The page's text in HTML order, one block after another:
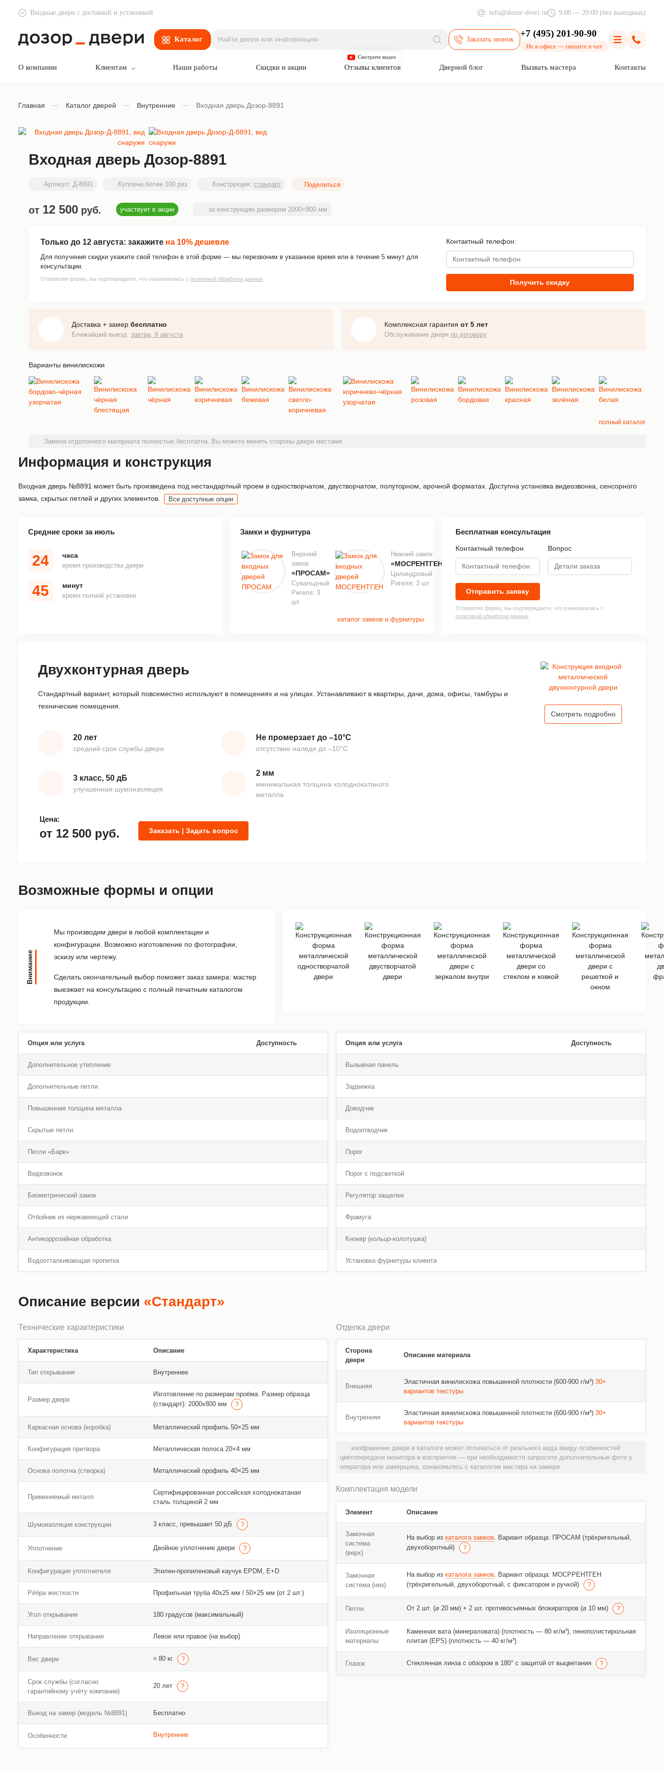
Дозор Двери
Каталог
Поиск
Заказать звонок
+7 (495) 201-90-90
Не в офисе — пишите в чат Меню
Входные двери с доставкой и установкой info@dozor-dveri.ru 9:00 — 20:00 (без выходных)
О компании Клиентам Наши работы Скидки и акции Отзывы клиентов
Смотрите видео
Дверной блог Вызвать мастера Контакты
Главная Каталог дверей Внутренние Входная дверь Дозор-8891
Входная дверь Дозор-8891
Артикул: Д-8891 Куплена более 100 раз Конструкция: стандарт
от 12 500 руб. участвует в акции за конструкцию размером 2000×800 мм
Только до 12 августа: закажите на 10% дешевле
Для получения скидки укажите свой телефон в этой форме — мы перезвоним в указанное время или в течение 5 минут для
консультации.
Отправляя форму, вы подтверждаете, что ознакомились с политикой обработки данных
Контактный телефон:
Получить скидку
Доставка + замер бесплатно
Ближайший выезд: завтра, 9 августа
Комплексная гарантия от 5 лет
Обслуживание двери по договору
Варианты винилискожи
полный каталог
Замена отделочного материала полностью бесплатна. Вы можете менять стороны двери местами.
Информация и конструкция
Входная дверь №8891 может быть произведена под нестандартный проем в одностворчатом, двустворчатом, полуторном, арочной форматах. Доступна установка видеозвонка, сенсорного
замка, скрытых петлей и других элементов.
Все доступные опции
Средние сроки за июль
24 часа
время производства двери
45 минут
время полной установки
Замки и фурнитура
Верхний
замок
«ПРОСАМ»
Сувальдный
Ригеля: 3
шт.
Нижний замок
«МОСРЕНТГЕН»
Цилиндровый
Ригеля: 3 шт.
каталог замков и фурнитуры
Бесплатная консультация
Контактный телефон Вопрос
Отправить заявку
Отправляя форму, вы подтверждаете, что ознакомились с
политикой обработки данных
Двухконтурная дверь
Стандартный вариант, который повсеместно используют в помещениях и на улицах. Устанавливают в квартиры, дачи, дома, офисы, тамбуры и
технические помещения.
20 лет
средний срок службы двери
Не промерзает до –10°С
отсутствие наледи до –10°С
3 класс, 50 дБ
улучшенная шумоизоляция
2 мм
минимальная толщина холоднокатаного
металла
Цена:
от 12 500 руб. Заказать | Задать вопрос
Смотреть подробно
Возможные формы и опции
Внимание
Мы производим двери в любой комплектации и
конфигурации. Возможно изготовление по фотографии,
эскизу или чертежу.
Сделать окончательный выбор поможет заказ замера: мастер
выезжает на консультацию с полный печатным каталогом
продукции.
Опция или услуга Доступность
Дополнительное утепление
Дополнительные петли
Повышенная толщина металла
Скрытые петли
Петли «Барк»
Видезвонок
Биометрический замок
Отбойник из нержавеющей стали
Антикоррозийная обработка
Водоотталкивающая пропитка
Опция или услуга Доступность
Вызывная панель
Задвижка
Доводчик
Водоотводчик
Порог
Порог с подсветкой
Регулятор защелки
Фрамуга
Кнокер (кольцо-колотушка)
Установка фурнитуры клиента
Описание версии «Стандарт»
Технические характеристики
Характеристика Описание
Тип открывания Внутреннее
Размер двери
Изготовление по размерам проёма. Размер образца
(стандарт): 2000х800 мм
Каркасная основа (коробка) Металлический профиль 50×25 мм
Конфигурация притвора Металлическая полоса 20×4 мм
Основа полотна (створка) Металлический профиль 40×25 мм
Применяемый металл
Сертифицированная российская холоднокатаная
сталь толщиной 2 мм
Шумоизоляция конструкции 3 класс, превышает 50 дБ
Уплотнение Двойное уплотнение двери
Конфигурация уплотнителя Этилен-пропиленовый каучук EPDM, E+D
Рёбра жесткости Профильная труба 40х25 мм / 50×25 мм (от 2 шт.)
Угол открывания 180 градусов (максимальный)
Направление открывания Левое или правое (на выбор)
Вес двери ≈ 80 кг
Срок службы (согласно
гарантийному учёту компании)
20 лет
Выезд на замер (модель №8891) Бесплатно
Особенности Внутренние
Отделка двери
Сторона
двери
Описание материала
Внешняя
Эластичная винилискожа повышенной плотности (600-900 г/м²) 30+
вариантов текстуры
Внутренняя
Эластичная винилискожа повышенной плотности (600-900 г/м²) 30+
вариантов текстуры
изображение двери в каталоге может отличаться от реального вида ввиду особенностей
цветопередачи монитора и восприятия — при необходимости запросите дополнительные фото у
оператора или замерщика, ознакомьтесь с каталогом мастера на замере
Комплектация модели
Элемент Описание
Замочная
система
(верх)
На выбор из каталога замков. Вариант образца: ПРОСАМ (трёхригельный,
двухоборотный)
Замочная
система (низ)
На выбор из каталога замков. Вариант образца: МОСРРЕНТГЕН
(трёхригельный, двухоборотный, с фиксатором и ручкой)
Петли От 2 шт. (⌀ 20 мм) + 2 шт. противосъемных блокираторов (⌀ 10 мм)
Изоляционные
материалы
Каменная вата (минераловата) (плотность — 80 кг/м³), пенополистирольная
плитая (EPS) (плотность — 40 кг/м³)
Глазок Стеклянная линза с обзором в 180° с защитой от выцветания